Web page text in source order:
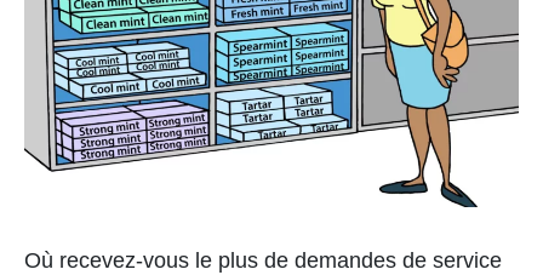
Où recevez-vous le plus de demandes de service